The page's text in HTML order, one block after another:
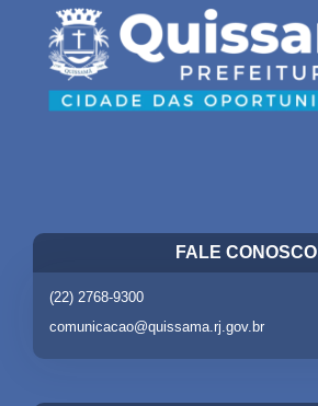
FALE CONOSCO
(22) 2768-9300
comunicacao@quissama.rj.gov.br